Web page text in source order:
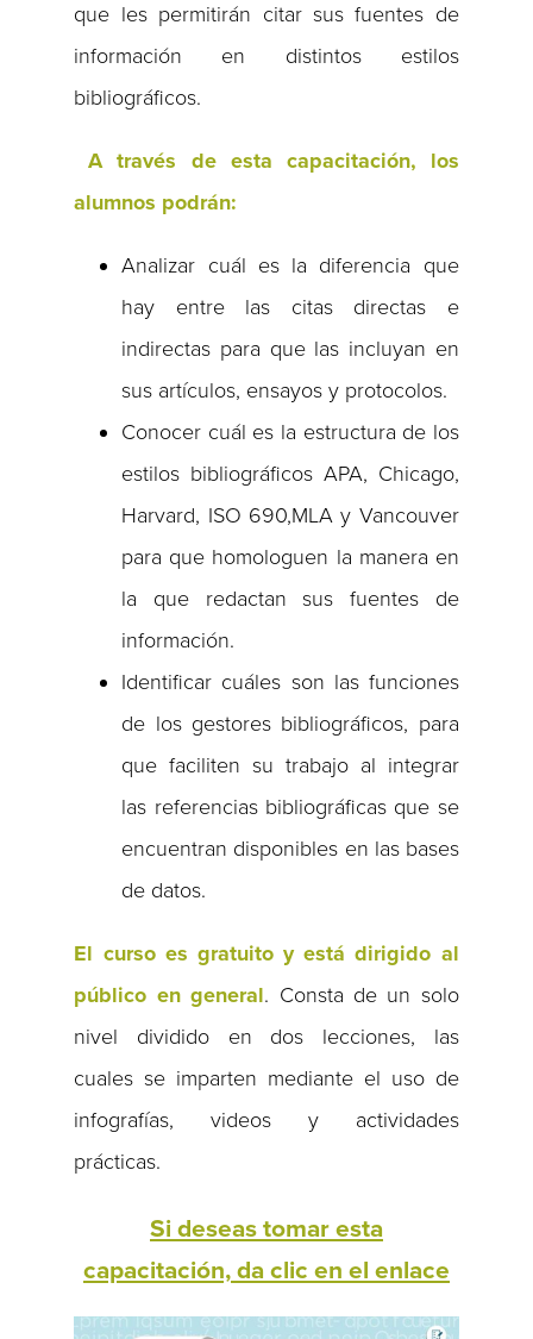
que les permitirán citar sus fuentes de
información en distintos estilos
bibliográficos.
A través de esta capacitación, los
alumnos podrán:
Analizar cuál es la diferencia que
hay entre las citas directas e
indirectas para que las incluyan en
sus artículos, ensayos y protocolos.
Conocer cuál es la estructura de los
estilos bibliográficos APA, Chicago,
Harvard, ISO 690,MLA y Vancouver
para que homologuen la manera en
la que redactan sus fuentes de
información.
Identificar cuáles son las funciones
de los gestores bibliográficos, para
que faciliten su trabajo al integrar
las referencias bibliográficas que se
encuentran disponibles en las bases
de datos.
El curso es gratuito y está dirigido al
público en general. Consta de un solo
nivel dividido en dos lecciones, las
cuales se imparten mediante el uso de
infografías, videos y actividades
prácticas.
Si deseas tomar esta
capacitación, da clic en el enlace